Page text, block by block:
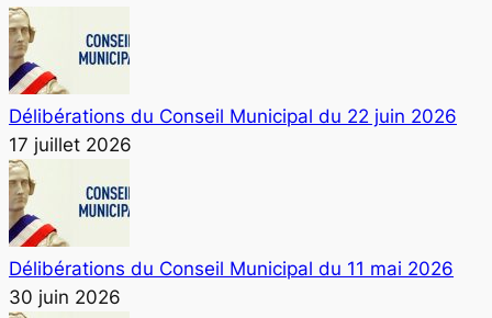
Délibérations du Conseil Municipal du 22 juin 2026
17 juillet 2026
Délibérations du Conseil Municipal du 11 mai 2026
30 juin 2026